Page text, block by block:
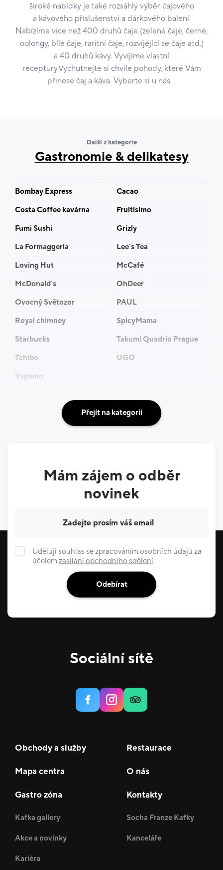
široké nabídky je také rozsáhlý výběr čajového
a kávového příslušenství a dárkového balení.
Nabízíme více než 400 druhů čaje (zelené čaje, černé,
oolongy, bílé čaje, raritní čaje, rozvíjející se čaje atd.)
a 40 druhů kávy. Vyvíjíme vlastní
receptury.Vychutnejte si chvíle pohody, které Vám
přinese čaj a káva. Vyberte si u nás…
Další z kategorie
Gastronomie & delikatesy
Bombay Express
Cacao
Costa Coffee kavárna
Fruitisimo
Fumi Sushi
Grizly
La Formaggeria
Lee´s Tea
Loving Hut
McCafé
McDonald´s
OhDeer
Ovocný Světozor
PAUL
Royal chimney
SpicyMama
Starbucks
Takumi Quadrio Prague
Tchibo
UGO
Vapiano
Přejít na kategorii
Mám zájem o odběr
novinek
Uděluji souhlas se zpracováním osobních údajů za
účelem zasílání obchodního sdělení.
Odebírat
Sociální sítě
Obchody a služby Restaurace
Mapa centra O nás
Gastro zóna Kontakty
Kafka gallery Socha Franze Kafky
Akce a novinky Kanceláře
Kariéra